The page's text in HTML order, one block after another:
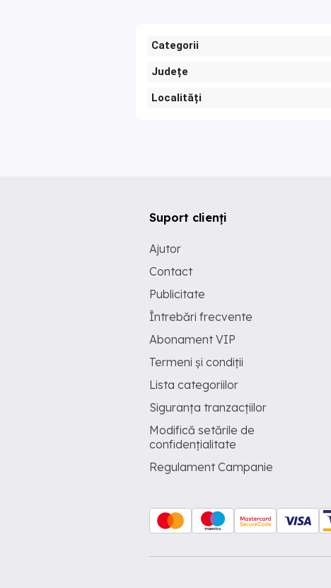
Categorii
Județe
Localități
Suport clienți
Ajutor
Contact
Publicitate
Întrebări frecvente
Abonament VIP
Termeni și condiții
Lista categoriilor
Siguranța tranzacțiilor
Modifică setările de
confidențialitate
Regulament Campanie